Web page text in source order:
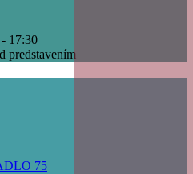
17:30
predstavením
75